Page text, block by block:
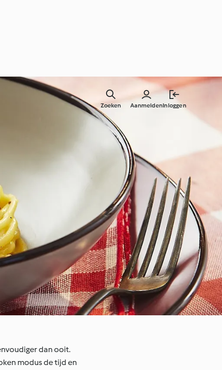
AanmeldenInloggen
Zoeken
dan ooit.
modus de tijd en